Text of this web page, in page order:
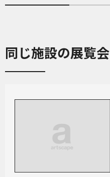
同じ施設の展覧会